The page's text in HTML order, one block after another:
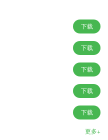
，扮演其中可爱的小人在战场
的操作过程打造一场极致的冒
有的红色的小人，完成关卡当
，各种难度设计增加了挑战的
你必须要小心敌人的攻击；
下载
下载
下载
下载
下载
更多+